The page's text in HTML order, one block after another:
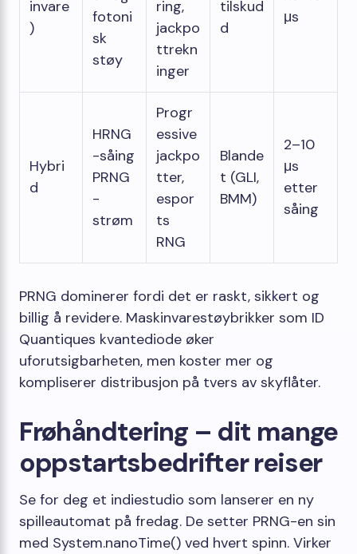
invare
)
fotoni
sk
støy
ring,
jackpo
ttrekn
inger
tilskud
d
μs
Hybri
d
HRNG
-såing
PRNG
-
strøm
Progr
essive
jackpo
tter,
espor
ts
RNG
Blande
t (GLI,
BMM)
2–10
μs
etter
såing
PRNG dominerer fordi det er raskt, sikkert og
billig å revidere. Maskinvarestøybrikker som ID
Quantiques kvantediode øker
uforutsigbarheten, men koster mer og
kompliserer distribusjon på tvers av skyflåter.
Frøhåndtering – dit mange
oppstartsbedrifter reiser
Se for deg et indiestudio som lanserer en ny
spilleautomat på fredag. De setter PRNG-en sin
med System.nanoTime() ved hvert spinn. Virker